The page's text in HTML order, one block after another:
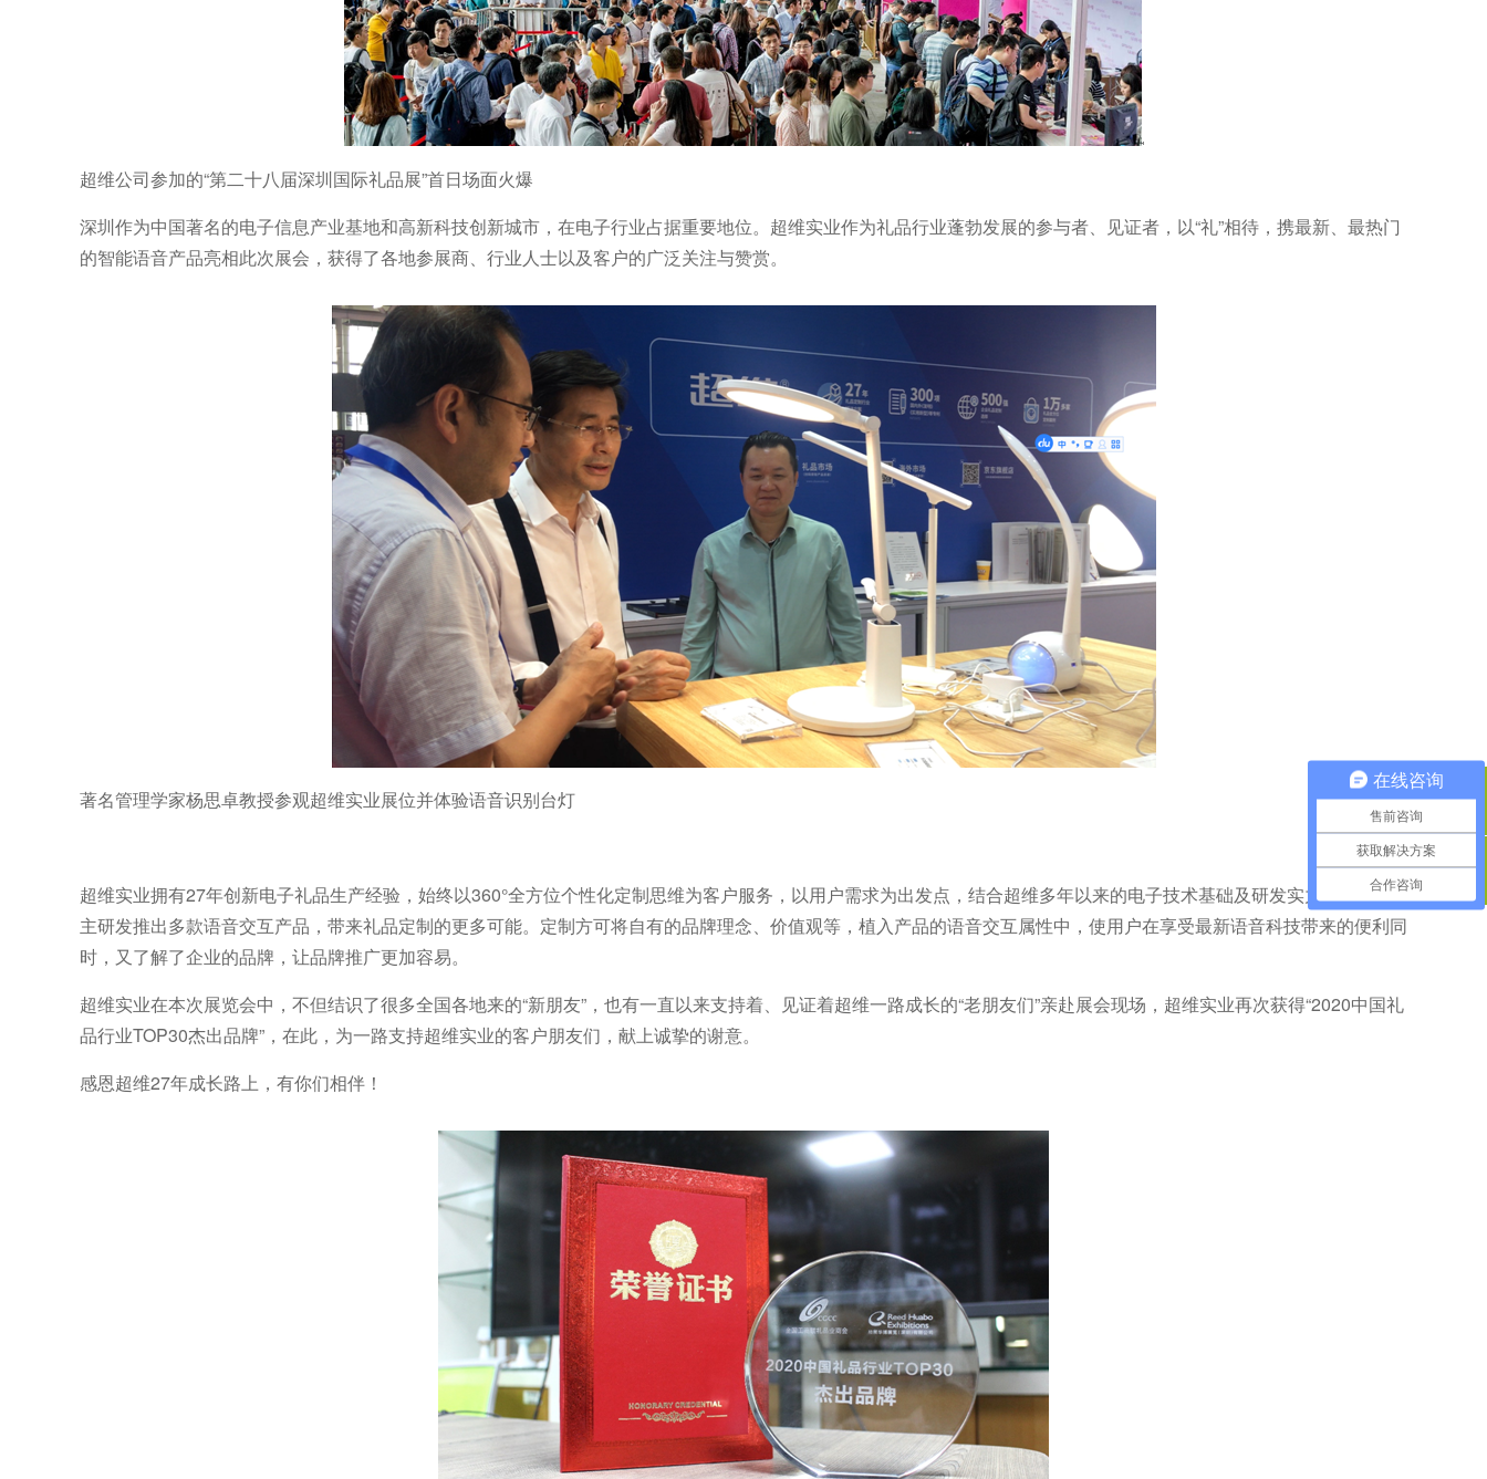
超维公司参加的“第二十八届深圳国际礼品展”首日场面火爆
深圳作为中国著名的电子信息产业基地和高新科技创新城市，在电子行业占据重要地位。超维实业作为礼品行业蓬勃发展的参与者、见证者，以“礼”相待，携最新、最热门
的智能语音产品亮相此次展会，获得了各地参展商、行业人士以及客户的广泛关注与赞赏。
著名管理学家杨思卓教授参观超维实业展位并体验语音识别台灯
超维实业拥有27年创新电子礼品生产经验，始终以360°全方位个性化定制思维为客户服务，以用户需求为出发点，结合超维多年以来的电子技术基础及研发实力，陆续自
主研发推出多款语音交互产品，带来礼品定制的更多可能。定制方可将自有的品牌理念、价值观等，植入产品的语音交互属性中，使用户在享受最新语音科技带来的便利同
时，又了解了企业的品牌，让品牌推广更加容易。
超维实业在本次展览会中，不但结识了很多全国各地来的“新朋友”，也有一直以来支持着、见证着超维一路成长的“老朋友们”亲赴展会现场，超维实业再次获得“2020中国礼
品行业TOP30杰出品牌”，在此，为一路支持超维实业的客户朋友们，献上诚挚的谢意。
感恩超维27年成长路上，有你们相伴！
在线咨询
售前咨询
获取解决方案
合作咨询